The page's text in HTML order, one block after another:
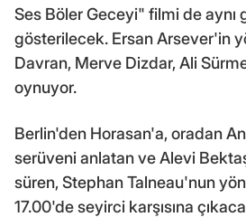
Ses Böler Geceyi" filmi de aynı
gösterilecek. Ersan Arsever'in
Davran, Merve Dizdar, Ali
oynuyor.
Berlin'den Horasan'a, oradan
serüveni anlatan ve Alevi
süren, Stephan Talneau'nun
17.00'de seyirci karşısına